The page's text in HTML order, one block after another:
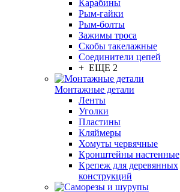
Карабины
Рым-гайки
Рым-болты
Зажимы троса
Скобы такелажные
Соединители цепей
+ ЕЩЕ 2
Монтажные детали
Ленты
Уголки
Пластины
Кляймеры
Хомуты червячные
Кронштейны настенные
Крепеж для деревянных
конструкций